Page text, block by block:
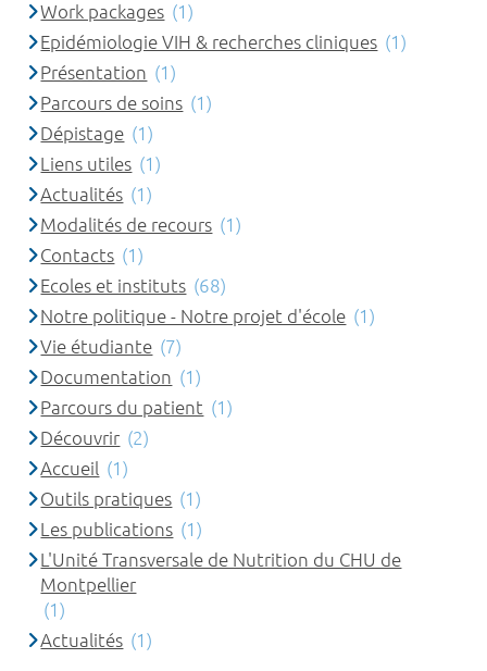
Work packages (1)
Epidémiologie VIH & recherches cliniques (1)
Présentation (1)
Parcours de soins (1)
Dépistage (1)
Liens utiles (1)
Actualités (1)
Modalités de recours (1)
Contacts (1)
Ecoles et instituts (68)
Notre politique - Notre projet d'école (1)
Vie étudiante (7)
Documentation (1)
Parcours du patient (1)
Découvrir (2)
Accueil (1)
Outils pratiques (1)
Les publications (1)
L'Unité Transversale de Nutrition du CHU de
Montpellier
(1)
Actualités (1)